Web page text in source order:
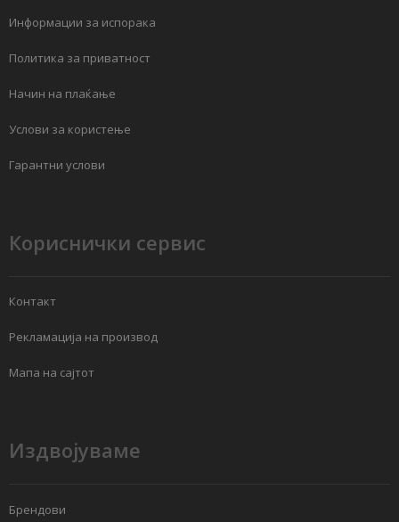
Информации за испорака
Политика за приватност
Начин на плаќање
Услови за користење
Гарантни услови
Кориснички сервис
Контакт
Рекламација на производ
Мапа на сајтот
Издвојуваме
Брендови